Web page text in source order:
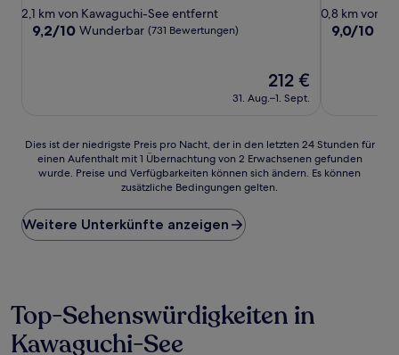
Sterne-
Unterkunft
2,1 km von Kawaguchi-See entfernt
9.2
9,2/10 Wunderbar (731 Bewertungen)
Der
Preis
beträgt
212 €
31. Aug.–1. Sept.
Sterne-
Unterkunft
0,8 km von
9.0
9,0/10
Dies
der
Preis
pro
Nacht,
letzten
24 Stunden
für
Dies ist der niedrigste Preis pro Nacht, der in den letzten 24 Stunden für
einen Aufenthalt mit 1 Übernachtung von 2 Erwachsenen gefunden
wurde. Preise und Verfügbarkeiten können sich ändern. Es können
zusätzliche Bedingungen gelten.
Weitere Unterkünfte anzeigen
Top-Sehenswürdigkeiten in
Kawaguchi-See